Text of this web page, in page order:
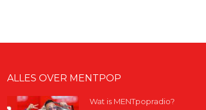
ALLES OVER MENTPOP
Wat is MENTpopradio?